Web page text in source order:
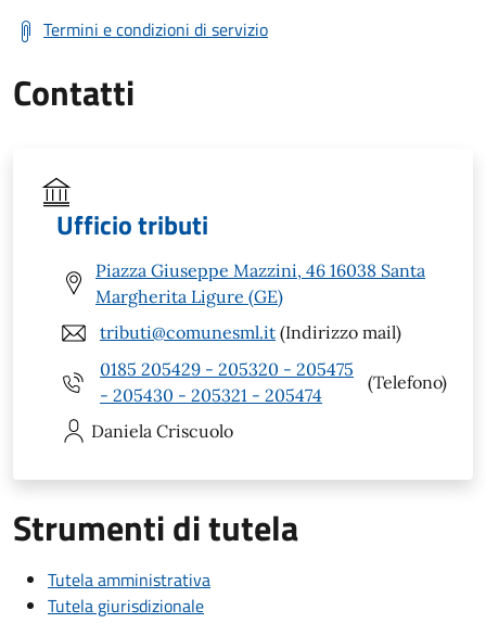
Termini e condizioni di servizio
Contatti
Ufficio tributi
Piazza Giuseppe Mazzini, 46 16038 Santa
Margherita Ligure (GE)
tributi@comunesml.it (Indirizzo mail)
0185 205429 - 205320 - 205475
- 205430 - 205321 - 205474
(Telefono)
Daniela Criscuolo
Strumenti di tutela
Tutela amministrativa
Tutela giurisdizionale